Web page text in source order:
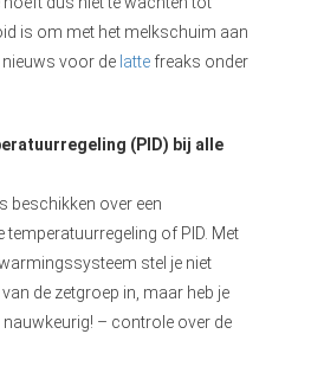
is om met het melkschuim aan
nieuws voor de latte freaks onder
(PID) bij alle
beschikken over een
of PID. Met
stel je niet
de zetgroep in, maar heb je
– controle over de